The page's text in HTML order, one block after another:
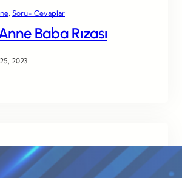
Soru- Cevaplar
Baba Rızası
2023